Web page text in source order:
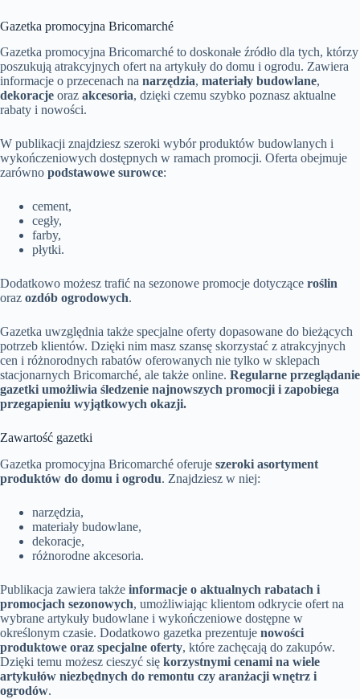
Gazetka promocyjna Bricomarché
Gazetka promocyjna Bricomarché to doskonałe źródło dla tych, którzy
poszukują atrakcyjnych ofert na artykuły do domu i ogrodu. Zawiera
informacje o przecenach na narzędzia, materiały budowlane,
dekoracje oraz akcesoria, dzięki czemu szybko poznasz aktualne
rabaty i nowości.
W publikacji znajdziesz szeroki wybór produktów budowlanych i
wykończeniowych dostępnych w ramach promocji. Oferta obejmuje
zarówno podstawowe surowce:
cement,
cegły,
farby,
płytki.
Dodatkowo możesz trafić na sezonowe promocje dotyczące roślin
oraz ozdób ogrodowych.
Gazetka uwzględnia także specjalne oferty dopasowane do bieżących
potrzeb klientów. Dzięki nim masz szansę skorzystać z atrakcyjnych
cen i różnorodnych rabatów oferowanych nie tylko w sklepach
stacjonarnych Bricomarché, ale także online. Regularne przeglądanie
gazetki umożliwia śledzenie najnowszych promocji i zapobiega
przegapieniu wyjątkowych okazji.
Zawartość gazetki
Gazetka promocyjna Bricomarché oferuje szeroki asortyment
produktów do domu i ogrodu. Znajdziesz w niej:
narzędzia,
materiały budowlane,
dekoracje,
różnorodne akcesoria.
Publikacja zawiera także informacje o aktualnych rabatach i
promocjach sezonowych, umożliwiając klientom odkrycie ofert na
wybrane artykuły budowlane i wykończeniowe dostępne w
określonym czasie. Dodatkowo gazetka prezentuje nowości
produktowe oraz specjalne oferty, które zachęcają do zakupów.
Dzięki temu możesz cieszyć się korzystnymi cenami na wiele
artykułów niezbędnych do remontu czy aranżacji wnętrz i
ogrodów.